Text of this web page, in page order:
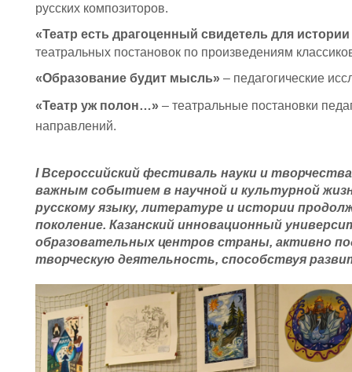
русских композиторов.
«Театр есть драгоценный свидетель для
театральных постановок по произведениям
«Образование будит мысль» – педагогические
«Театр уж полон…» – театральные постановки
направлений.
I Всероссийский фестиваль науки и
важным событием в научной и культурной
русскому языку, литературе и истории
поколение. Казанский инновационный
образовательных центров страны, активно
творческую деятельность, способствуя